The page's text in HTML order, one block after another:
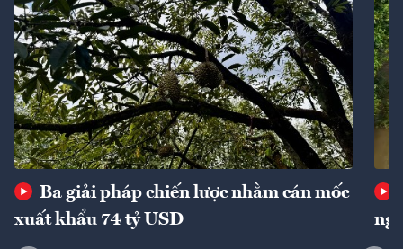
Ba giải pháp chiến lược nhằm cán mốc
xuất khẩu 74 tỷ USD